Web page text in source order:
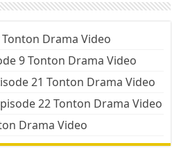
Drama Video
9 Tonton Drama Video
21 Tonton Drama Video
22 Tonton Drama Video
Drama Video